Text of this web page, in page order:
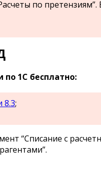
по
1С бесплатно:
8.3;
“Списание с